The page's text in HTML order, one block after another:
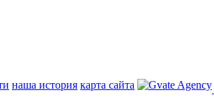
наша история карта сайта